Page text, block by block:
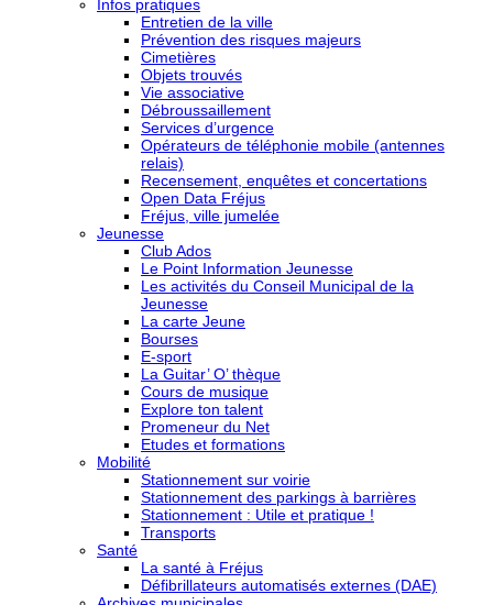
Infos pratiques
Entretien de la ville
Prévention des risques majeurs
Cimetières
Objets trouvés
Vie associative
Débroussaillement
Services d’urgence
Opérateurs de téléphonie mobile (antennes
relais)
Recensement, enquêtes et concertations
Open Data Fréjus
Fréjus, ville jumelée
Jeunesse
Club Ados
Le Point Information Jeunesse
Les activités du Conseil Municipal de la
Jeunesse
La carte Jeune
Bourses
E-sport
La Guitar’ O’ thèque
Cours de musique
Explore ton talent
Promeneur du Net
Etudes et formations
Mobilité
Stationnement sur voirie
Stationnement des parkings à barrières
Stationnement : Utile et pratique !
Transports
Santé
La santé à Fréjus
Défibrillateurs automatisés externes (DAE)